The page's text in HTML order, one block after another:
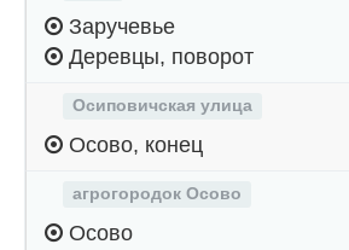
Заручевье
Деревцы, поворот
Осиповичская улица
Осово, конец
агрогородок Осово
Осово